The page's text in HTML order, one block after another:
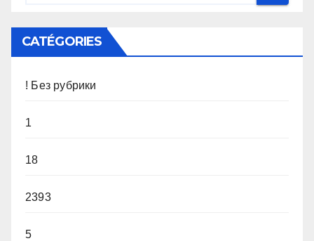
CATÉGORIES
! Без рубрики
1
18
2393
5